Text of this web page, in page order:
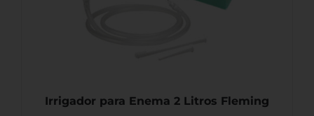
Irrigador para Enema 2 Litros Fleming